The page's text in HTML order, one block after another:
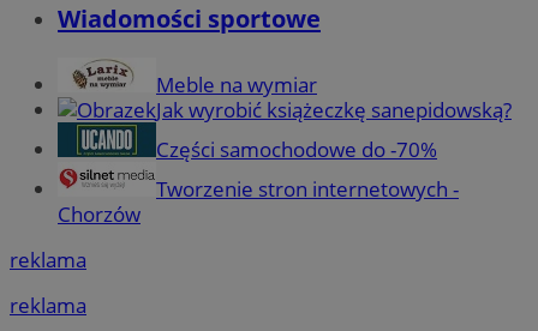
Wiadomości sportowe
Meble na wymiar
Jak wyrobić książeczkę sanepidowską?
Części samochodowe do -70%
Tworzenie stron internetowych -
Chorzów
reklama
reklama